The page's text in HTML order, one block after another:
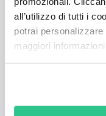
all’utilizzo di tutti i
potrai
maggiori
OFFERTATYM
Lexus LBX